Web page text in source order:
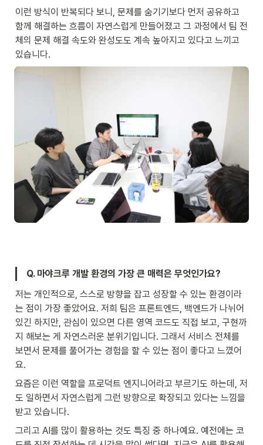
이런 방식이 반복되다 보니, 문제를 숨기기보다 먼저 공유하고
함께 해결하는 흐름이 자연스럽게 만들어졌고 그 과정에서 팀 전
체의 문제 해결 속도와 완성도도 계속 높아지고 있다고 느끼고
있습니다.
Q. 마야크루 개발 환경의 가장 큰 매력은 무엇인가요?
저는 개인적으로, 스스로 방향을 잡고 성장할 수 있는 환경이라
는 점이 가장 좋았어요. 저희 팀은 프론트엔드, 백엔드가 나뉘어
있긴 하지만, 관심이 있으면 다른 영역 코드도 직접 보고, 구현까
지 해보는 게 자연스러운 분위기입니다. 그래서 서비스 전체를
보면서 문제를 풀어가는 경험을 할 수 있는 점이 좋다고 느꼈어
요.
요즘은 이런 역할을 프로덕트 엔지니어라고 부르기도 하는데, 저
도 일하면서 자연스럽게 그런 방향으로 확장되고 있다는 느낌을
받고 있습니다.
그리고 AI를 많이 활용하는 것도 특징 중 하나예요. 예전에는 코